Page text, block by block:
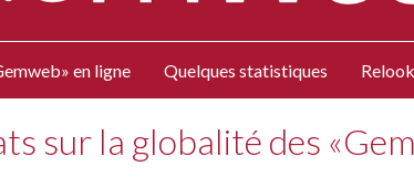
en ligne Quelques statistiques
sur la globalité des